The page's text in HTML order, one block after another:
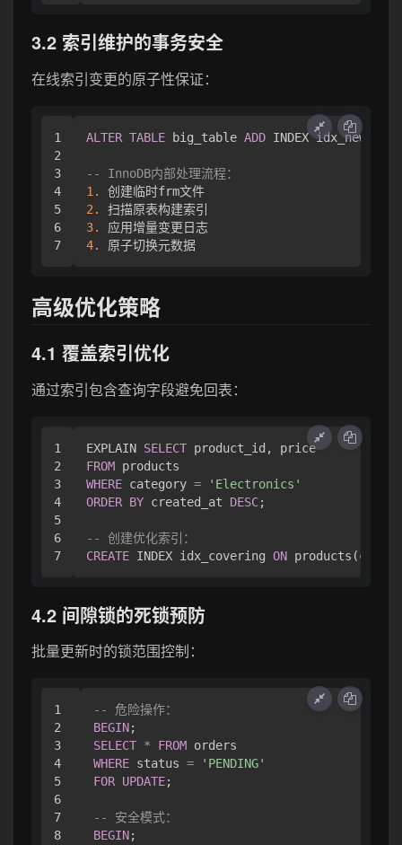
3.2 索引维护的事务安全
在线索引变更的原子性保证：
1
2
3
4
5
6
ALTER TABLE big_table ADD INDEX
-- InnoDB内部处理流程：
1.
2.
3.
4.
高级优化策略
4.1 覆盖索引优化
通过索引包含查询字段避免回表：
1
2
3
4
5
6
EXPLAIN SELECT
FROM
WHERE category =
'Electronics'
ORDER BY created_at DESC;
-- 创建优化索引：
CREATE INDEX idx_covering ON
4.2 间隙锁的死锁预防
批量更新时的锁范围控制：
1
2
3
4
5
6
7
8
-- 危险操作：
BEGIN
SELECT * FROM
WHERE status =
'PENDING'
FOR UPDATE;
-- 安全模式：
BEGIN